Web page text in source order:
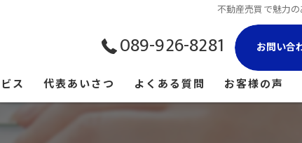
不動産売買で魅力
089-926-8281 お問い合
ス 代表あいさつ よくある質問 お客様の声